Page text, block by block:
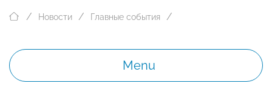
Новости Главные события
Menu